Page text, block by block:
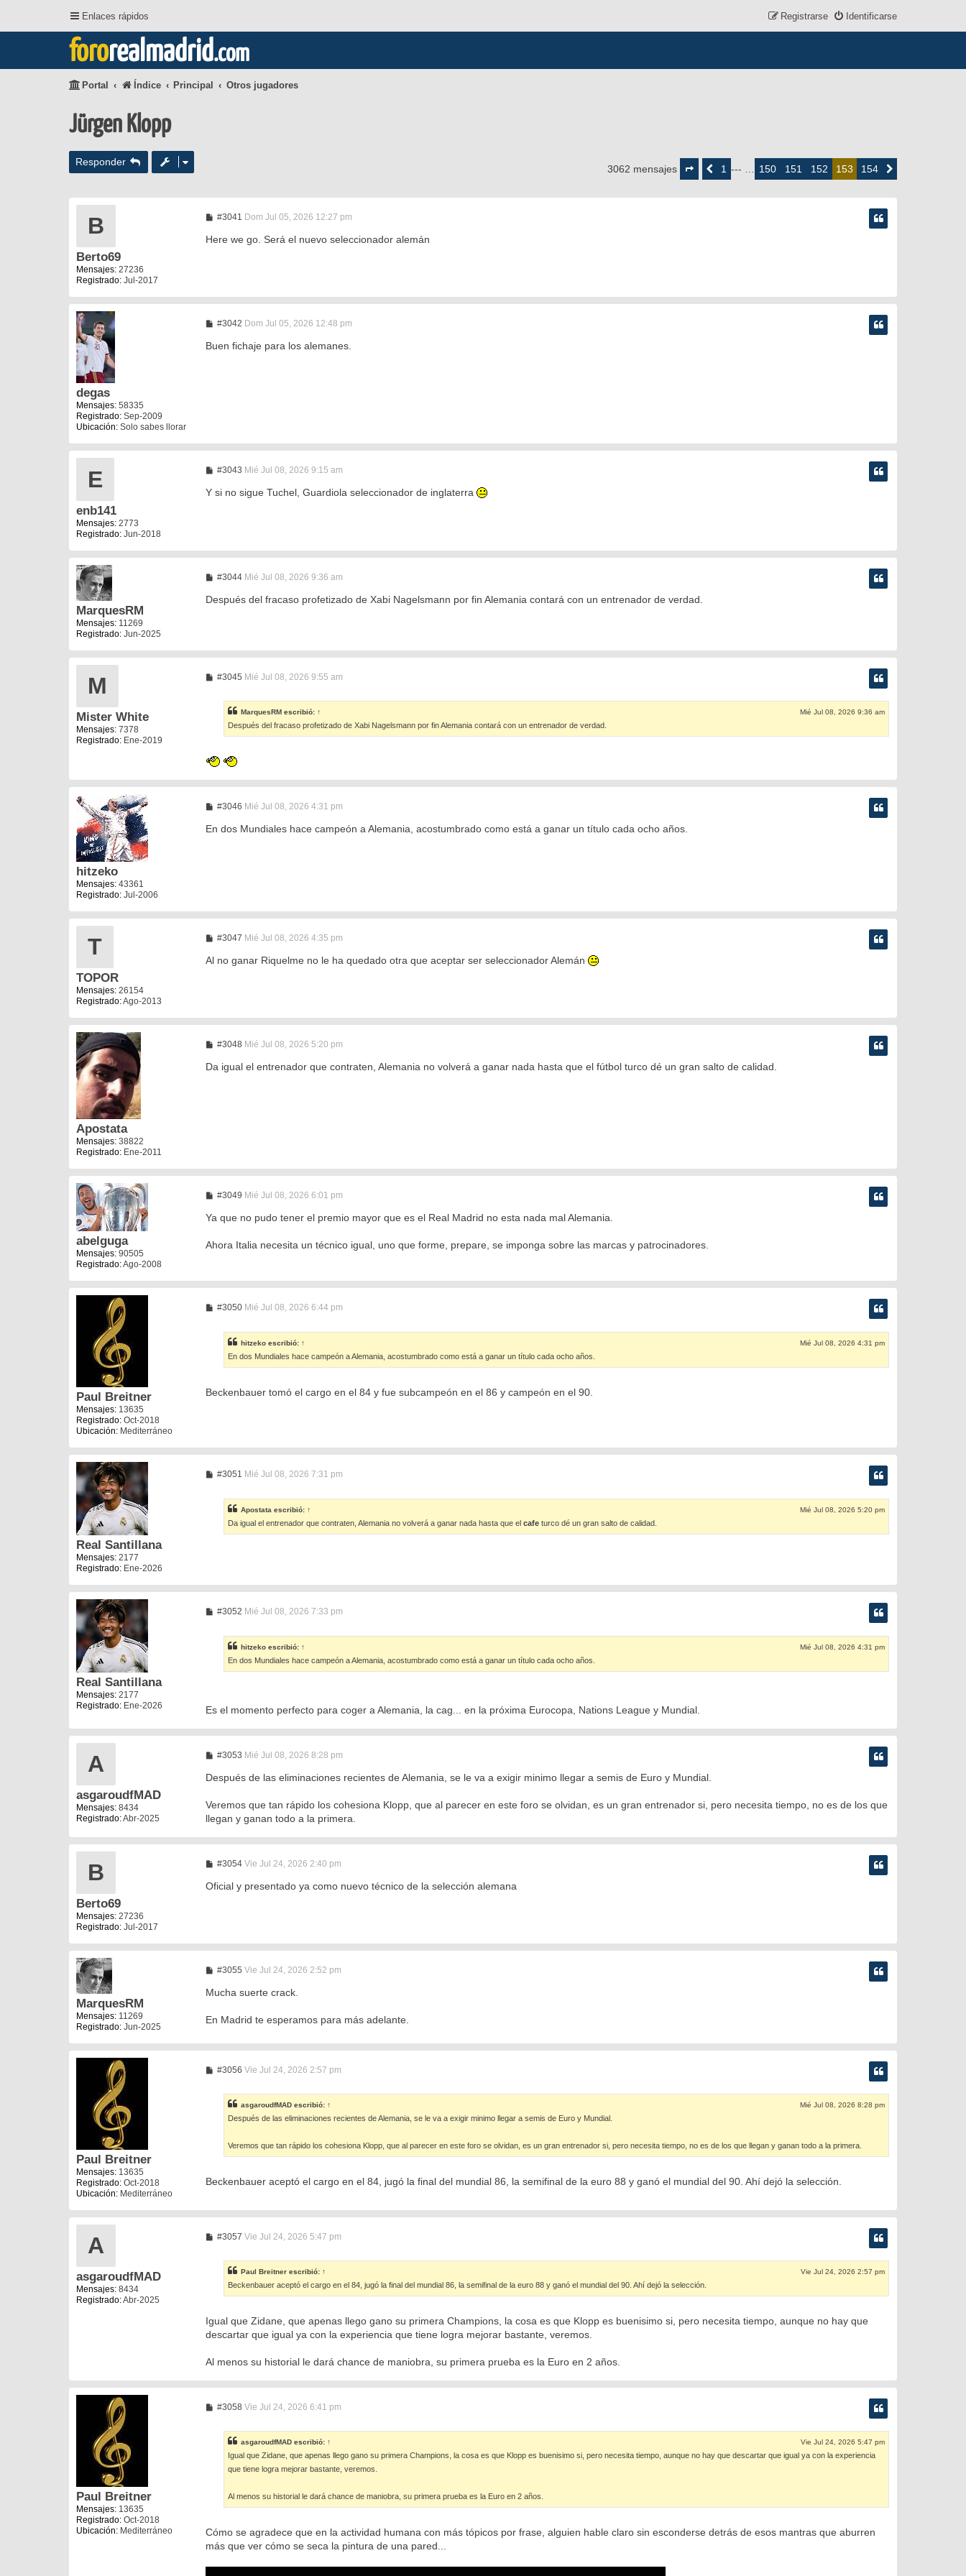
Enlaces rápidos Identificarse
Registrarse
fororealmadrid.com
Portal Índice Principal Otros jugadores
Jürgen Klopp
Responder
3062 mensajes
deAnterior1 --- … 150 151 152 153 154Siguiente
B
Berto69
Mensajes: 27236
Registrado: Jul-2017
#3041 M
n
Dom Jul 05, 2026 12:27 pm
Here we go. Será el nuevo seleccionador alemán
degas
Mensajes: 58335
Registrado: Sep-2009
Ubicación: Solo sabes llorar
#3042M
n
Dom Jul 05, 2026 12:48 pm
Buen fichaje para los alemanes.
E
enb141
Mensajes: 2773
Registrado: Jun-2018
#3043M
n
Mié Jul 08, 2026 9:15 am
Y si no sigue Tuchel, Guardiola seleccionador de inglaterra
MarquesRM
Mensajes: 11269
Registrado: Jun-2025
#3044M
n
s
Mié Jul 08, 2026 9:36 am
Después del fracaso profetizado de Xabi Nagelsmann por fin Alemania contará con un entrenador de verdad.
M
Mister White
Mensajes: 7378
Registrado: Ene-2019
#3045M
a
j
e
Mié Jul 08, 2026 9:55 am
MarquesRM escribió: ↑ Mié Jul 08, 2026 9:36 am
Después del fracaso profetizado de Xabi Nagelsmann por fin Alemania contará con un entrenador de verdad.
hitzeko
Mensajes: 43361
Registrado: Jul-2006
#3046M
n
Mié Jul 08, 2026 4:31 pm
En dos Mundiales hace campeón a Alemania, acostumbrado como está a ganar un título cada ocho años.
T
TOPOR
Mensajes: 26154
Registrado:Ago-2013
#3047M
n
Mié Jul 08, 2026 4:35 pm
Al no ganar Riquelme no le ha quedado otra que aceptar ser seleccionador Alemán
Apostata
Mensajes: 38822
Registrado: Ene-2011
#3048M
n
Mié Jul 08, 2026 5:20 pm
Da igual el entrenador que contraten, Alemania no volverá a ganar nada hasta que el fútbol turco dé un gran salto de calidad.
abelguga
Mensajes: 90505
Registrado:Ago-2008
#3049M
n
j
Mié Jul 08, 2026 6:01 pm
Ya que no pudo tener el premio mayor que es el Real Madrid no esta nada mal Alemania.
Ahora Italia necesita un técnico igual, uno que forme, prepare, se imponga sobre las marcas y patrocinadores.
Paul Breitner
Mensajes: 13635
Registrado: Oct-2018
Ubicación: Mediterráneo
#3050M
a
j
e
Mié Jul 08, 2026 6:44 pm
hitzeko escribió: ↑ Mié Jul 08, 2026 4:31 pm
En dos Mundiales hace campeón a Alemania, acostumbrado como está a ganar un título cada ocho años.
Beckenbauer tomó el cargo en el 84 y fue subcampeón en el 86 y campeón en el 90.
Real Santillana
Mensajes: 2177
Registrado: Ene-2026
#3051 M
a
j
e
Mié Jul 08, 2026 7:31 pm
Apostata escribió: ↑ Mié Jul 08, 2026 5:20 pm
Da igual el entrenador que contraten, Alemania no volverá a ganar nada hasta que el cafe turco dé un gran salto de calidad.
Real Santillana
Mensajes: 2177
Registrado: Ene-2026
#3052M
a
j
e
Mié Jul 08, 2026 7:33 pm
hitzeko escribió: ↑ Mié Jul 08, 2026 4:31 pm
En dos Mundiales hace campeón a Alemania, acostumbrado como está a ganar un título cada ocho años.
Es el momento perfecto para coger a Alemania, la cag... en la próxima Eurocopa, Nations League y Mundial.
A
asgaroudfMAD
Mensajes: 8434
Registrado:Abr-2025
#3053M
n
s
j
Mié Jul 08, 2026 8:28 pm
Después de las eliminaciones recientes de Alemania, se le va a exigir minimo llegar a semis de Euro y Mundial.
Veremos que tan rápido los cohesiona Klopp, que al parecer en este foro se olvidan, es un gran entrenador si, pero necesita tiempo, no es de los que
llegan y ganan todo a la primera.
B
Berto69
Mensajes: 27236
Registrado: Jul-2017
#3054M
n
s
Vie Jul 24, 2026 2:40 pm
Oficial y presentado ya como nuevo técnico de la selección alemana
MarquesRM
Mensajes: 11269
Registrado: Jun-2025
#3055M
n
s
j
Vie Jul 24, 2026 2:52 pm
Mucha suerte crack.
En Madrid te esperamos para más adelante.
Paul Breitner
Mensajes: 13635
Registrado: Oct-2018
Ubicación: Mediterráneo
#3056M
a
j
Vie Jul 24, 2026 2:57 pm
asgaroudfMAD escribió: ↑ Mié Jul 08, 2026 8:28 pm
Después de las eliminaciones recientes de Alemania, se le va a exigir minimo llegar a semis de Euro y Mundial.
Veremos que tan rápido los cohesiona Klopp, que al parecer en este foro se olvidan, es un gran entrenador si, pero necesita tiempo, no es de los que llegan y ganan todo a la primera.
Beckenbauer aceptó el cargo en el 84, jugó la final del mundial 86, la semifinal de la euro 88 y ganó el mundial del 90. Ahí dejó la selección.
A
asgaroudfMAD
Mensajes: 8434
Registrado:Abr-2025
#3057M
a
j
e
Vie Jul 24, 2026 5:47 pm
Paul Breitner escribió: ↑ Vie Jul 24, 2026 2:57 pm
Beckenbauer aceptó el cargo en el 84, jugó la final del mundial 86, la semifinal de la euro 88 y ganó el mundial del 90. Ahí dejó la selección.
Igual que Zidane, que apenas llego gano su primera Champions, la cosa es que Klopp es buenisimo si, pero necesita tiempo, aunque no hay que
descartar que igual ya con la experiencia que tiene logra mejorar bastante, veremos.
Al menos su historial le dará chance de maniobra, su primera prueba es la Euro en 2 años.
Paul Breitner
Mensajes: 13635
Registrado: Oct-2018
Ubicación: Mediterráneo
#3058M
a
j
e
Vie Jul 24, 2026 6:41 pm
asgaroudfMAD escribió: ↑ Vie Jul 24, 2026 5:47 pm
Igual que Zidane, que apenas llego gano su primera Champions, la cosa es que Klopp es buenisimo si, pero necesita tiempo, aunque no hay que descartar que igual ya con la experiencia
que tiene logra mejorar bastante, veremos.
Al menos su historial le dará chance de maniobra, su primera prueba es la Euro en 2 años.
Cómo se agradece que en la actividad humana con más tópicos por frase, alguien hable claro sin esconderse detrás de esos mantras que aburren
más que ver cómo se seca la pintura de una pared...